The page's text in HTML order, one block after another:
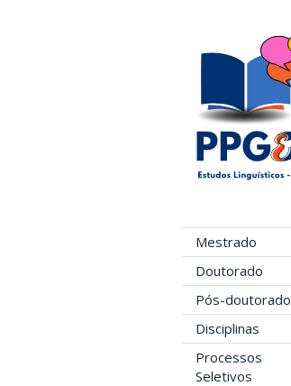
Mestrado
Doutorado
Pós-doutorado
Disciplinas
Processos
Seletivos